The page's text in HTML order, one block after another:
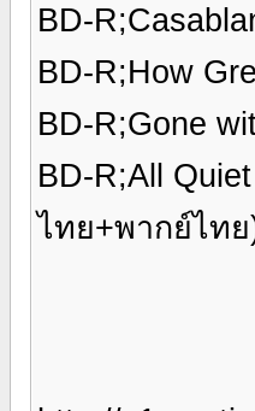
BD-
BD-R;How
BD-R;Gone
BD-R;All
ไทย+พากย์ไทย